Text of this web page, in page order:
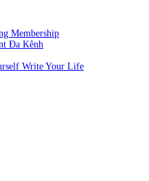
Membership
Đa Kênh
Write Your Life